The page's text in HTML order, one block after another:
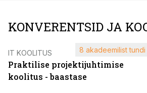
KONVERENTSID JA
IT KOOLITUS
Praktilise projektijuhtimise
koolitus - baastase
8 akadeemilist tundi